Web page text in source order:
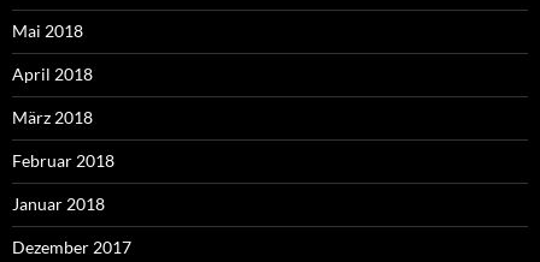
Mai 2018
April 2018
März 2018
Februar 2018
Januar 2018
Dezember 2017